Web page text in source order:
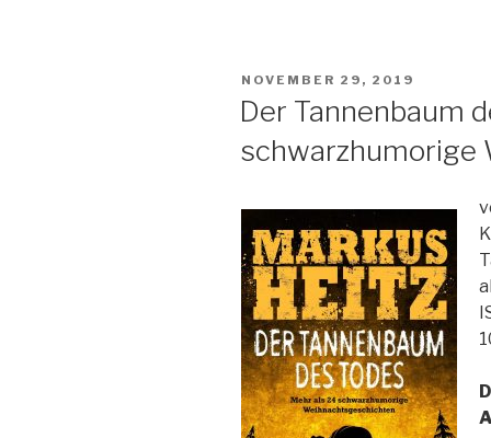
VERÖFFENTLICHT
NOVEMBER 29, 2019
Der Tannenbaum
schwarzhumorige